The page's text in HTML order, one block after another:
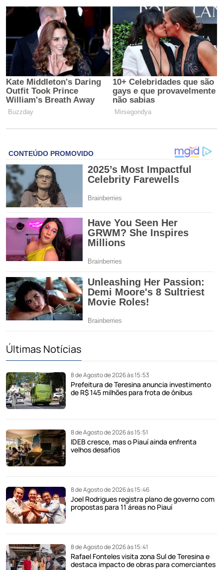
Últimas Notícias
8 de Agosto de 2026 às 15:53
Prefeitura de Teresina anuncia investimento
de R$ 145 milhões para frota de ônibus
8 de Agosto de 2026 às 15:51
IDEB cresce, mas o Piauí ainda enfrenta
velhos desafios
8 de Agosto de 2026 às 15:46
Joel Rodrigues registra plano de governo com
propostas para 11 áreas no Piauí
8 de Agosto de 2026 às 15:41
Rafael Fonteles visita zona Sul de Teresina e
destaca impacto de obras para comerciantes